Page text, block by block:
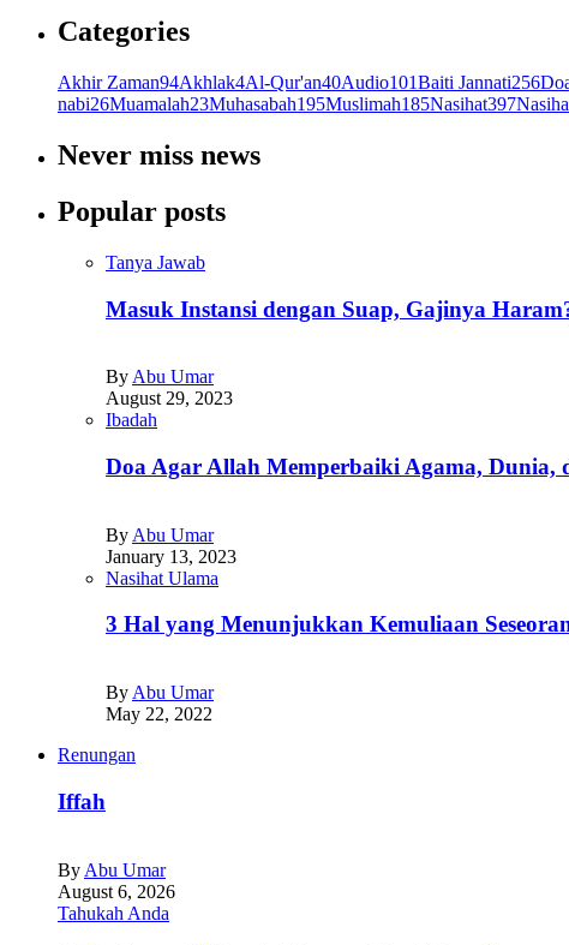
Categories
Akhir Zaman94Akhlak4Al-Qur'an40Audio101Baiti Jannati256
nabi26Muamalah23Muhasabah195Muslimah185Nasihat397
Never miss news
Popular posts
Tanya Jawab
Masuk Instansi dengan Suap, Gajinya
By Abu Umar
August 29, 2023
Ibadah
Doa Agar Allah Memperbaiki Agama, Dunia,
By Abu Umar
January 13, 2023
Nasihat Ulama
3 Hal yang Menunjukkan Kemuliaan
By Abu Umar
May 22, 2022
Renungan
Iffah
By Abu Umar
August 6, 2026
Tahukah Anda